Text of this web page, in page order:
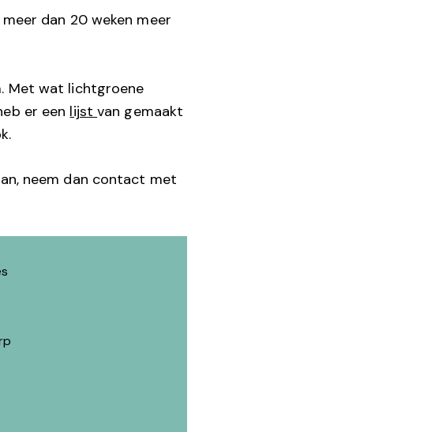
dan 20 weken meer
Met wat lichtgroene
er een lijstvan gemaakt
neem dan contact met